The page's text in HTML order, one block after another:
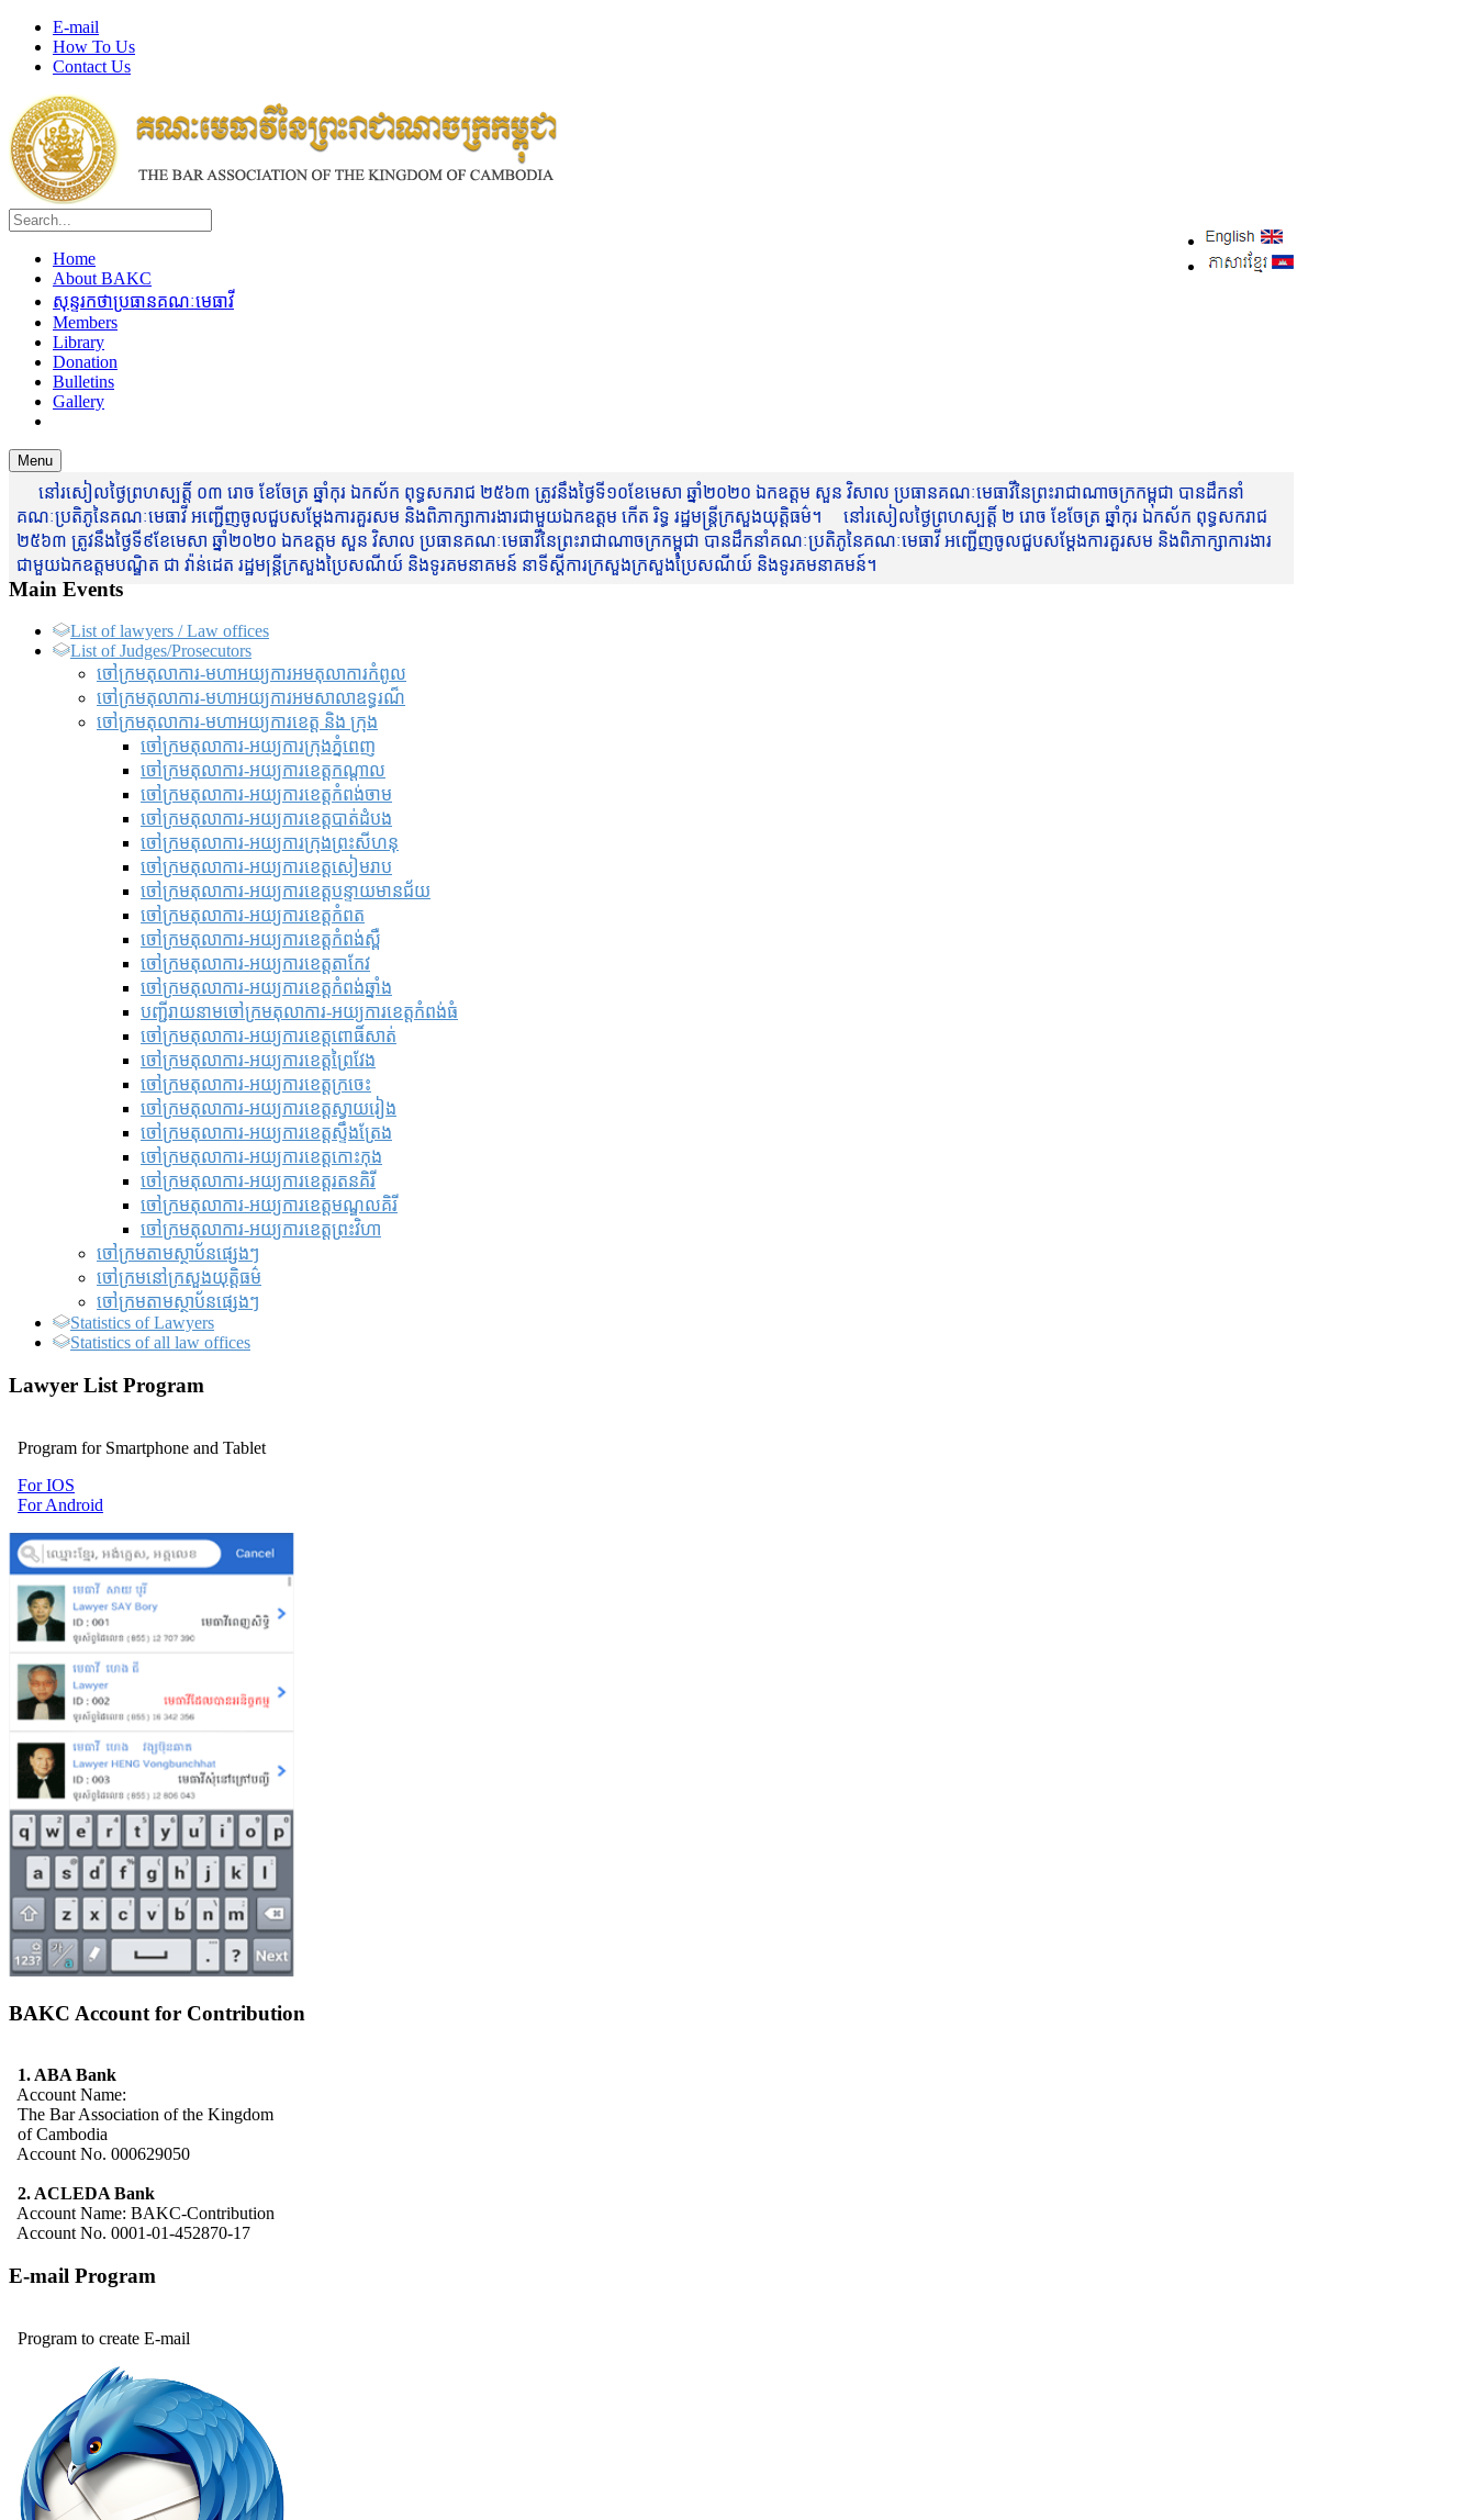
E-mail
How To Us
Contact Us
Home
About BAKC
សុន្ទរកថាប្រធានគណៈមេធាវី
Members
Library
Donation
Bulletins
Gallery
Menu
នៅរសៀលថ្ងៃព្រហស្បត្តិ៍ ០៣ រោច ខែចែត្រ ឆ្នាំកុរ ឯកស័ក ពុទ្ធសករាជ ២៥៦៣ ត្រូវនឹងថ្ងៃទី១០ខែមេសា ឆ្នាំ២០២០ ឯកឧត្តម សួន វិសាល ប្រធានគណៈមេធាវីនៃព្រះរាជាណាចក្រកម្ពុជា បានដឹកនាំ
គណៈប្រតិភូនៃគណៈមេធាវី អញ្ជើញចូលជួបសម្តែងការគួរសម និងពិភាក្សាការងារជាមួយឯកឧត្តម កើត រិទ្ធ រដ្ឋមន្ត្រីក្រសួងយុត្តិធម៌។ នៅរសៀលថ្ងៃព្រហស្បត្តិ៍ ២ រោច ខែចែត្រ ឆ្នាំកុរ ឯកស័ក ពុទ្ធសករាជ
២៥៦៣ ត្រូវនឹងថ្ងៃទី៩ខែមេសា ឆ្នាំ២០២០ ឯកឧត្តម សួន វិសាល ប្រធានគណៈមេធាវីនៃព្រះរាជាណាចក្រកម្ពុជា បានដឹកនាំគណៈប្រតិភូនៃគណៈមេធាវី អញ្ជើញចូលជួបសម្តែងការគួរសម និងពិភាក្សាការងារ
ជាមួយឯកឧត្តមបណ្ឌិត ជា វ៉ាន់ដេត រដ្ឋមន្រ្តីក្រសួងប្រៃសណីយ៍ និងទូរគមនាគមន៍ នាទីស្តីការក្រសួងក្រសួងប្រៃសណីយ៍ និងទូរគមនាគមន៍។
Main Events
List of lawyers / Law offices
List of Judges/Prosecutors
ចៅក្រមតុលាការ-មហាអយ្យការអមតុលាការកំពូល
ចៅក្រមតុលាការ-មហាអយ្យការអមសាលាឧទ្ធរណ៏
ចៅក្រមតុលាការ-មហាអយ្យការខេត្ត និង ក្រុង
ចៅក្រមតុលាការ-អយ្យការក្រុងភ្នំពេញ
ចៅក្រមតុលាការ-អយ្យការខេត្តកណ្តាល
ចៅក្រមតុលាការ-អយ្យការខេត្តកំពង់ចាម
ចៅក្រមតុលាការ-អយ្យការខេត្តបាត់ដំបង
ចៅក្រមតុលាការ-អយ្យការ​ក្រុងព្រះសីហនុ
ចៅក្រមតុលាការ-អយ្យការខេត្តសៀមរាប
ចៅក្រមតុលាការ-អយ្យការខេត្តបន្ទាយមានជ័យ
ចៅក្រមតុលាការ-អយ្យការខេត្តកំពត
ចៅក្រមតុលាការ-អយ្យការខេត្តកំពង់ស្ពឺ
ចៅក្រមតុលាការ-អយ្យការខេត្តតាកែវ
ចៅក្រមតុលាការ-អយ្យការខេត្តកំពង់ឆ្នាំង
បញ្ជីរាយនាមចៅក្រមតុលាការ-អយ្យការខេត្តកំពង់ធំ
ចៅក្រមតុលាការ-អយ្យការខេត្តពោធិ៍សាត់
ចៅក្រមតុលាការ-អយ្យការខេត្តព្រៃវែង
ចៅក្រមតុលាការ-អយ្យការខេត្តក្រចេះ
ចៅក្រមតុលាការ-អយ្យការខេត្តស្វាយរៀង
ចៅក្រមតុលាការ-អយ្យការខេត្តស្ទឹងត្រែង
ចៅក្រមតុលាការ-អយ្យការខេត្តកោះកុង
ចៅក្រមតុលាការ-អយ្យការខេត្តរតនគិរី
ចៅក្រមតុលាការ-អយ្យការខេត្តមណ្ឌលគិរី
ចៅក្រមតុលាការ-អយ្យការខេត្តព្រះវិហា
ចៅក្រមតាមស្ថាប័នផ្សេងៗ
ចៅក្រមនៅក្រសួងយុត្តិធម៌
ចៅក្រមតាមស្ថាប័នផ្សេងៗ
Statistics of Lawyers
Statistics of all law offices
Lawyer List Program
Program for Smartphone and Tablet
For IOS
For Android
BAKC Account for Contribution
1. ABA Bank
Account Name:
The Bar Association of the Kingdom
of Cambodia
Account No. 000629050
2. ACLEDA Bank
Account Name: BAKC-Contribution
Account No. 0001-01-452870-17
E-mail Program
Program to create E-mail